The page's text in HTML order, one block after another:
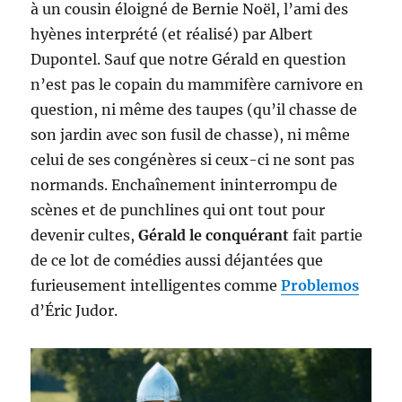
à un cousin éloigné de Bernie Noël, l’ami des
hyènes interprété (et réalisé) par Albert
Dupontel. Sauf que notre Gérald en question
n’est pas le copain du mammifère carnivore en
question, ni même des taupes (qu’il chasse de
son jardin avec son fusil de chasse), ni même
celui de ses congénères si ceux-ci ne sont pas
normands. Enchaînement ininterrompu de
scènes et de punchlines qui ont tout pour
devenir cultes,Gérald le conquérant fait partie
de ce lot de comédies aussi déjantées que
furieusement intelligentes commeProblemos
d’Éric Judor.